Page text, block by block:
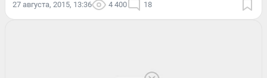
27 августа, 2015, 13:36 4 400 18